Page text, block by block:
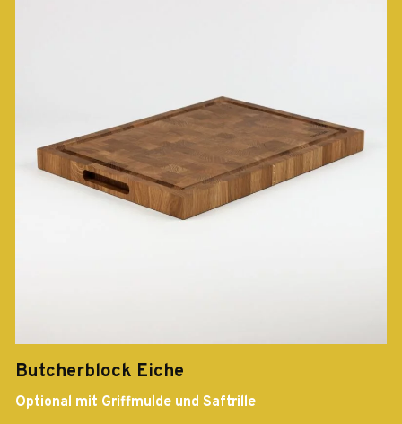
Butcherblock Eiche
Optional mit Griffmulde und Saftrille